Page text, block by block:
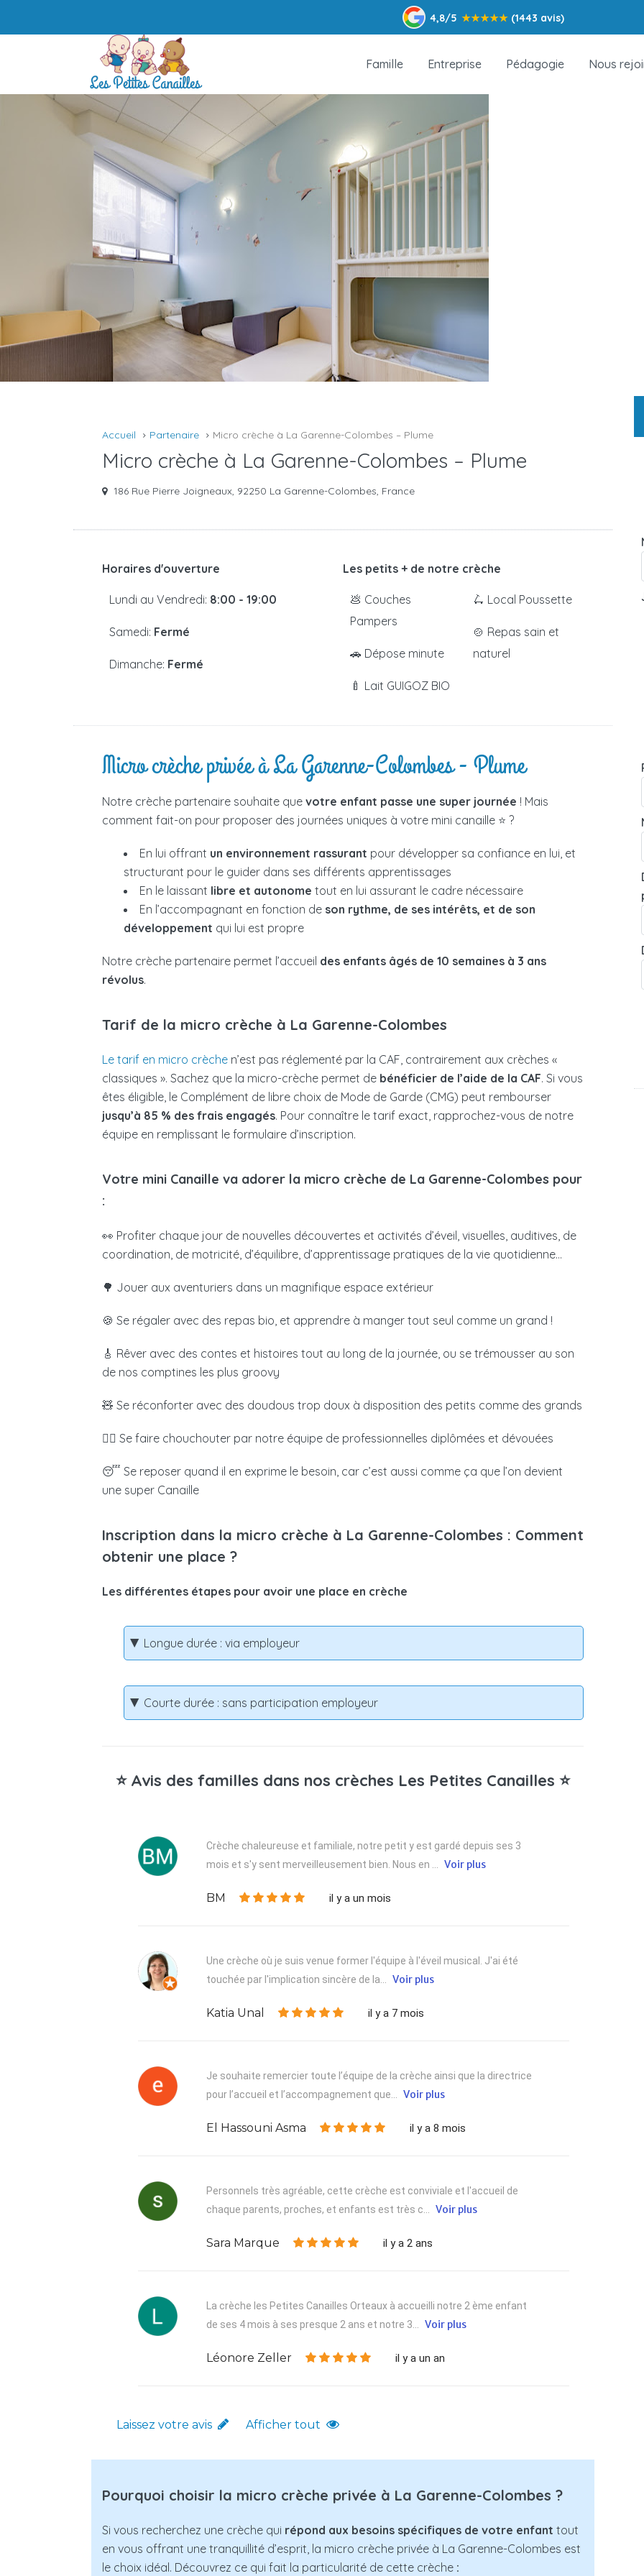
4,8/5 ★★★★★ (1443 avis)
Famille Entreprise Pédagogie Nous
Accueil Partenaire Micro crèche à La Garenne-Colombes – Plume
Micro crèche à La Garenne-Colombes – Plume
186 Rue Pierre Joigneaux, 92250 La Garenne-Colombes, France
Horaires d'ouverture
Lundi au Vendredi: 8:00 - 19:00
Samedi: Fermé
Dimanche: Fermé
Les petits + de notre crèche
💩 Couches
Pampers
🚗 Dépose minute
🍼 Lait GUIGOZ BIO
🛴 Local Poussette
🍲 Repas sain et
naturel
Micro crèche privée à La Garenne-Colombes - Plume
Notre crèche partenaire souhaite que votre enfant passe une super journée ! Mais
comment fait-on pour proposer des journées uniques à votre mini canaille ⭐ ?
En lui offrant un environnement rassurant pour développer sa confiance en lui, et
structurant pour le guider dans ses différents apprentissages
En le laissant libre et autonome tout en lui assurant le cadre nécessaire
En l’accompagnant en fonction de son rythme, de ses intérêts, et de son
développement qui lui est propre
Notre crèche partenaire permet l’accueil des enfants âgés de 10 semaines à 3 ans
révolus.
Tarif de la micro crèche à La Garenne-Colombes
Le tarif en micro crèche n’est pas réglementé par la CAF, contrairement aux crèches «
classiques ». Sachez que la micro-crèche permet de bénéficier de l’aide de la CAF. Si vous
êtes éligible, le Complément de libre choix de Mode de Garde (CMG) peut rembourser
jusqu’à 85 % des frais engagés. Pour connaître le tarif exact, rapprochez-vous de notre
équipe en remplissant le formulaire d’inscription.
Votre mini Canaille va adorer la micro crèche de La Garenne-Colombes pour
:
👀 Profiter chaque jour de nouvelles découvertes et activités d’éveil, visuelles, auditives, de
coordination, de motricité, d’équilibre, d’apprentissage pratiques de la vie quotidienne…
🌳 Jouer aux aventuriers dans un magnifique espace extérieur
🍪 Se régaler avec des repas bio, et apprendre à manger tout seul comme un grand !
🎸 Rêver avec des contes et histoires tout au long de la journée, ou se trémousser au son
de nos comptines les plus groovy
🧸 Se réconforter avec des doudous trop doux à disposition des petits comme des grands
🧖‍♀️ Se faire chouchouter par notre équipe de professionnelles diplômées et dévouées
😴 Se reposer quand il en exprime le besoin, car c’est aussi comme ça que l’on devient
une super Canaille
Inscription dans la micro crèche à La Garenne-Colombes : Comment
obtenir une place ?
Les différentes étapes pour avoir une place en crèche
Longue durée : via employeur
Courte durée : sans participation employeur
⭐ Avis des familles dans nos crèches Les Petites Canailles ⭐
Crèche chaleureuse et familiale, notre petit y est gardé depuis ses 3
mois et s'y sent merveilleusement bien. Nous en ... Voir plus
BM il y a un mois
Une crèche où je suis venue former l'équipe à l'éveil musical. J'ai été
touchée par l'implication sincère de la... Voir plus
Katia Unal il y a 7 mois
Je souhaite remercier toute l’équipe de la crèche ainsi que la directrice
pour l’accueil et l’accompagnement que... Voir plus
El Hassouni Asma il y a 8 mois
Personnels très agréable, cette crèche est conviviale et l'accueil de
chaque parents, proches, et enfants est très c... Voir plus
Sara Marque il y a 2 ans
La crèche les Petites Canailles Orteaux à accueilli notre 2 ème enfant
de ses 4 mois à ses presque 2 ans et notre 3... Voir plus
Léonore Zeller il y a un an
Laissez votre avis Afficher tout
Pourquoi choisir la micro crèche privée à La Garenne-Colombes ?
Si vous recherchez une crèche qui répond aux besoins spécifiques de votre enfant tout
en vous offrant une tranquillité d’esprit, la micro crèche privée à La Garenne-Colombes est
le choix idéal. Découvrez ce qui fait la particularité de cette crèche :